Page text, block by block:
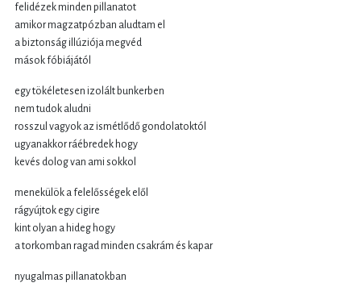
felidézek minden pillanatot
amikor magzatpózban aludtam el
a biztonság illúziója megvéd
mások fóbiájától
egy tökéletesen izolált bunkerben
nem tudok aludni
rosszul vagyok az ismétlődő gondolatoktól
ugyanakkor ráébredek hogy
kevés dolog van ami sokkol
menekülök a felelősségek elől
rágyújtok egy cigire
kint olyan a hideg hogy
a torkomban ragad minden csakrám és kapar
nyugalmas pillanatokban